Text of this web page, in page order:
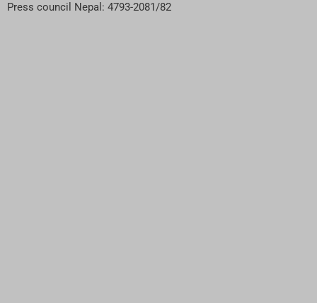
Press council Nepal: 4793-2081/82